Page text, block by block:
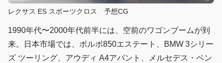
レクサス ES スポーツクロス 予想CG
1990年代〜2000年代前半には、空前のワゴンブームが到
来。日本市場では、ボルボ850エステート、BMW 3シリー
ズ ツーリング、アウディ A4アバント、メルセデス・ベン